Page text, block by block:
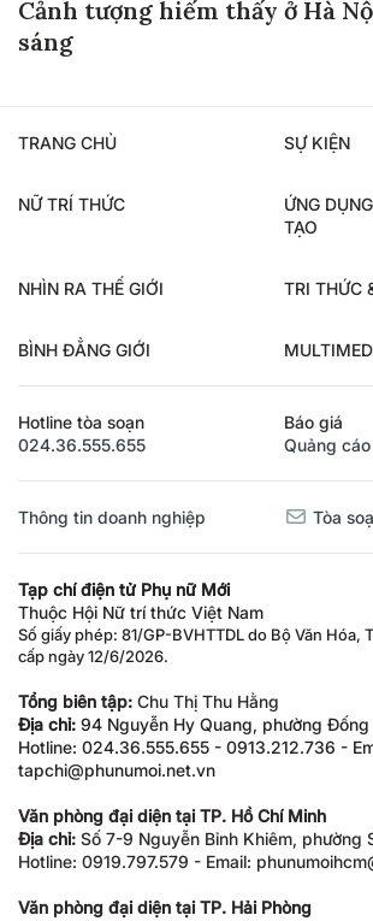
Cảnh tượng hiếm thấy ở Hà
sáng
TRANG CHỦ SỰ KIỆN
NỮ TRÍ THỨC
ỨNG
TẠO
NHÌN RA THẾ GIỚI TRI THỨC
BÌNH ĐẲNG GIỚI
Hotline tòa soạn
024.36.555.655
Báo giá
Quảng cáo
Thông tin doanh nghiệp Tòa
Tạp chí điện tử Phụ nữ Mới
Thuộc Hội Nữ trí thức Việt Nam
Số giấy phép: 81/GP-BVHTTDL do Bộ Văn Hóa,
cấp ngày 12/6/2026.
Tổng biên tập: Chu Thị Thu Hằng
Địa chỉ: 94 Nguyễn Hy Quang, phường Đống
Hotline: 024.36.555.655 - 0913.212.736 -
tapchi@phunumoi.net.vn
Văn phòng đại diện tại TP. Hồ Chí Minh
Địa chỉ: Số 7-9 Nguyễn Bỉnh Khiêm, phường
Hotline: 0919.797.579 - Email:
Văn phòng đại diện tại TP. Hải Phòng